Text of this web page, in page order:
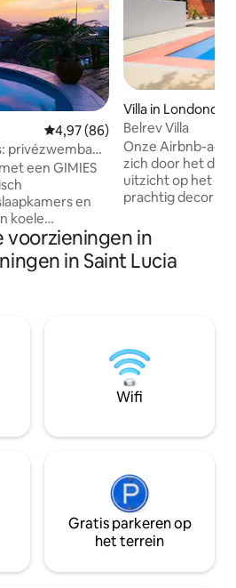
Gemiddelde beoordeling van
4,97 (86)
privézwembad,
strand
een GIMIES
en
koele
De
het moderne
restaurants
biedt het een
verblijf.
met een
Villa in
Belrev Villa
Onze Airbnb-
zich door het
uitzicht op het
prachtig decor
avonds geniet
landschap laat je
rustige sfeer en
toevluchtsoord
onvergetelijke
door de
dicht bij het
voorzieningen in
in Saint Lucia
Wifi
Gratis parkeren op
het terrein